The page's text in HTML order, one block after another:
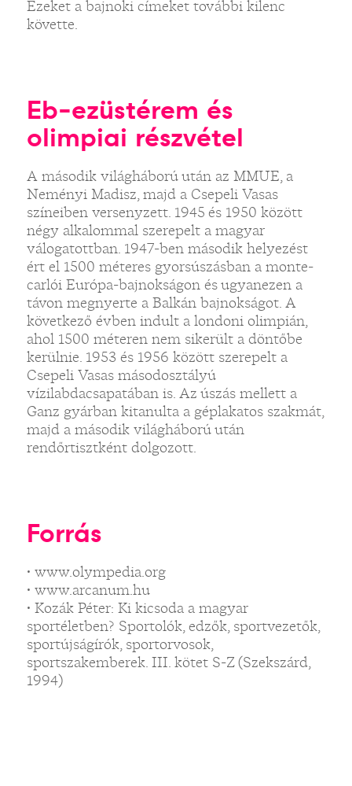
Ezeket a bajnoki címeket további kilenc
követte.
Eb-ezüstérem és
olimpiai részvétel
A második világháború után az MMUE, a
Neményi Madisz, majd a Csepeli Vasas
színeiben versenyzett. 1945 és 1950 között
négy alkalommal szerepelt a magyar
válogatottban. 1947-ben második helyezést
ért el 1500 méteres gyorsúszásban a monte-
carlói Európa-bajnokságon és ugyanezen a
távon megnyerte a Balkán bajnokságot. A
következő évben indult a londoni olimpián,
ahol 1500 méteren nem sikerült a döntőbe
kerülnie. 1953 és 1956 között szerepelt a
Csepeli Vasas másodosztályú
vízilabdacsapatában is. Az úszás mellett a
Ganz gyárban kitanulta a géplakatos szakmát,
majd a második világháború után
rendőrtisztként dolgozott.
Forrás
• www.olympedia.org
• www.arcanum.hu
• Kozák Péter: Ki kicsoda a magyar
sportéletben? Sportolók, edzők, sportvezetők,
sportújságírók, sportorvosok,
sportszakemberek. III. kötet S-Z (Szekszárd,
1994)